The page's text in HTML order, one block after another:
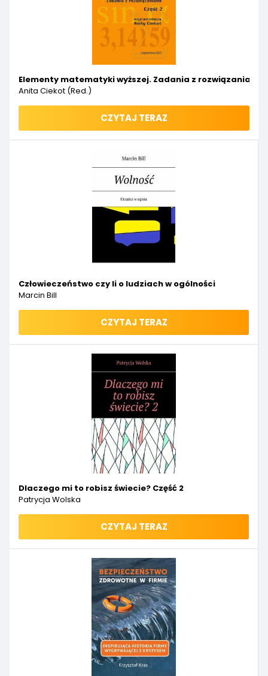
Elementy matematyki wyższej. Zadania z rozwiązaniami.
Anita Ciekot (red.)
CZYTAJ TERAZ
Człowieczeństwo czy li o ludziach w ogólności
Marcin Bill
CZYTAJ TERAZ
Dlaczego mi to robisz świecie? Część 2
Patrycja Wolska
CZYTAJ TERAZ